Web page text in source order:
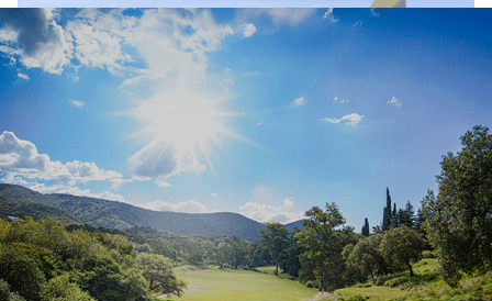
Córdoba cuenta con 36 bases
aéreas distribuidas
estratégicamente para combatir
incendios